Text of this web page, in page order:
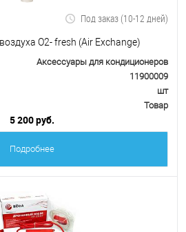
Под заказ (10-12 дней)
О2- fresh (Air Exchange)
Аксессуары для кондиционеров
11900009
шт
Товар
5 200 руб.
Подробнее